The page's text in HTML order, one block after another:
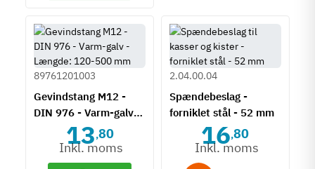
Gevindstang M12 -
DIN 976 - Varm-galv -
Længde: 120-500 mm
89761201003
13,80
Inkl. moms
Spændebeslag -
forniklet stål - 52 mm
2.04.00.04
16,80
Inkl. moms